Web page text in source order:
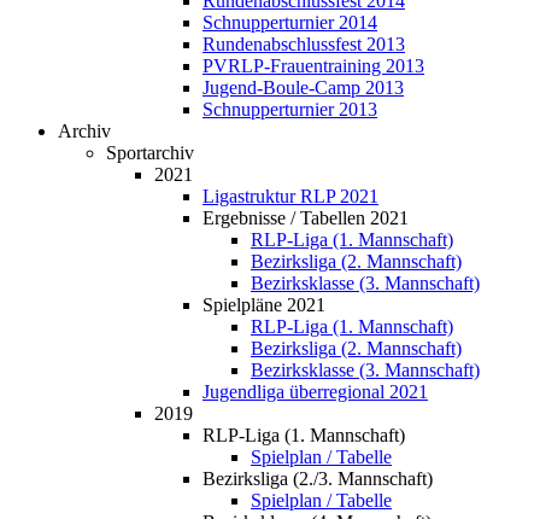
Schnupperturnier 2014
Rundenabschlussfest 2013
PVRLP-Frauentraining 2013
Jugend-Boule-Camp 2013
Schnupperturnier 2013
Archiv
Sportarchiv
2021
Ligastruktur RLP 2021
Ergebnisse / Tabellen 2021
RLP-Liga (1. Mannschaft)
Bezirksliga (2. Mannschaft)
Bezirksklasse (3. Mannschaft)
Spielpläne 2021
RLP-Liga (1. Mannschaft)
Bezirksliga (2. Mannschaft)
Bezirksklasse (3. Mannschaft)
Jugendliga überregional 2021
2019
RLP-Liga (1. Mannschaft)
Spielplan / Tabelle
Bezirksliga (2./3. Mannschaft)
Spielplan / Tabelle